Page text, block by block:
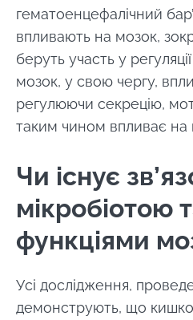
гематоенцефалічний
впливають на мозок,
беруть участь у
мозок, у свою чергу,
регулюючи секрецію,
таким чином впливає на
Чи існує
мікробіотою
функціями
Усі дослідження,
демонструють, що
Будьте в
Приєднуйтесь до
отримайте \ Essentials \
щоб бути в курсі
мікробіоти".